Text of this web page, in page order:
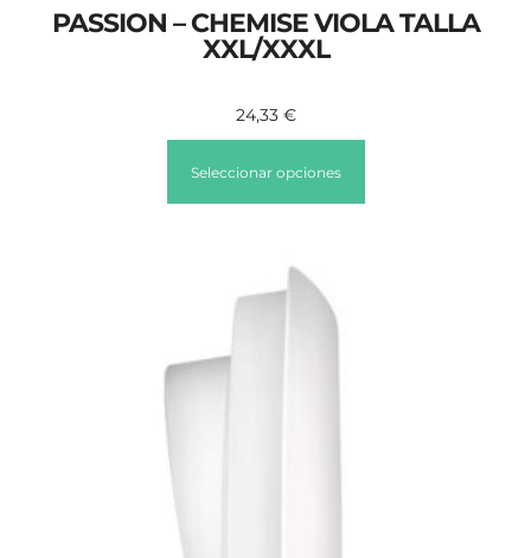
PASSION – CHEMISE VIOLA TALLA
XXL/XXXL
24,33 €
Seleccionar opciones